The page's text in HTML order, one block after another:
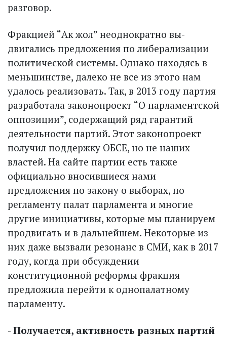
разговор.
Фракцией “Ак жол” неоднократно вы­
двигались предложения по либерализации
политической системы. Однако находясь в
меньшинстве, далеко не все из этого нам
удалось реализовать. Так, в 2013 году партия
разработала законопроект “О парламентской
оппозиции”, содержащий ряд гарантий
деятельности партий. Этот законопроект
получил поддержку ОБСЕ, но не наших
властей. На сайте партии есть также
официально вносившиеся нами
предложения по закону о выборах, по
регламенту палат парламента и многие
другие инициативы, которые мы планируем
продвигать и в дальнейшем. Некоторые из
них даже вызвали резонанс в СМИ, как в 2017
году, когда при обсуждении
конституционной реформы фракция
предложила перейти к однопалатному
парламенту.
- Получается, активность разных партий